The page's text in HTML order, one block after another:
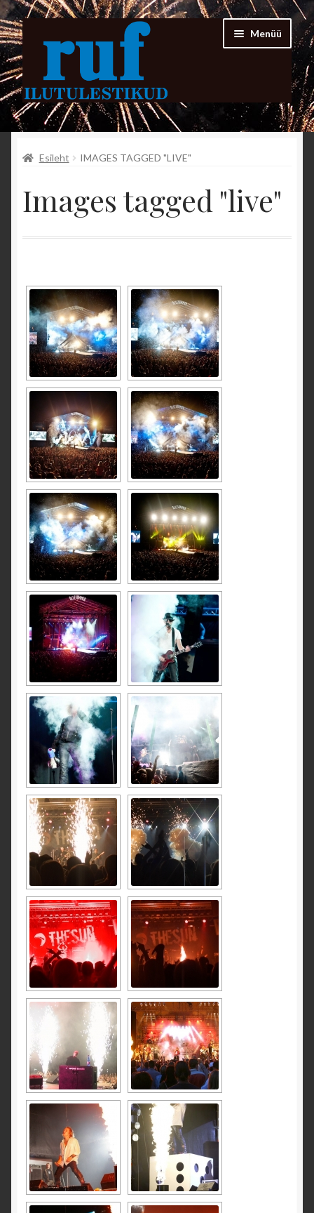
Liigu
navigeerimisele
Liigu
sisu
juurde
Menüü
Esileht
FIRMAST
PORTFOLIO
Kassa
Ostukorv
PILDID
Privaatsusteavitus
VIDEOD
Eriefektid
Püromuusikalid
Lava ja siseilutulestikud
Väliilutulestikud
Laiatarbe pürotehnika
ILUTULESTIKUD
Klassikaline ilutulestik
Sise- ja lavailutulestik
Püromuusikal
Pulma- ja mõisailutulestik
Paugutulestik
Tuleatraktsioonid
Pürotehnilised eriefektid
Profipatareid
OHUTUS
LAIATARBE PÜROTEHNIKA
Kataloog 2011
Kataloog 2011/2012
Kataloog 2012/2013
Kataloog 2013/2014
TEATED
Esileht IMAGES TAGGED "LIVE"
Images tagged "live"